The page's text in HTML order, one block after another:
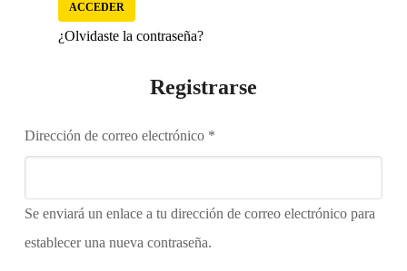
ACCEDER
¿Olvidaste la contraseña?
Registrarse
Dirección de correo electrónico *
Se enviará un enlace a tu dirección de correo electrónico para
establecer una nueva contraseña.